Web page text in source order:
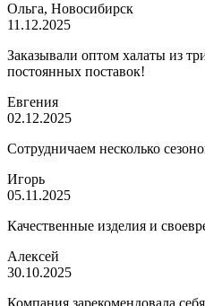
Ольга, Новосибирск
11.12.2025
Заказывали оптом халаты из
постоянных поставок!
Евгения
02.12.2025
Сотрудничаем несколько
Игорь
05.11.2025
Качественные изделия и
Алексей
30.10.2025
Компания зарекомендовала